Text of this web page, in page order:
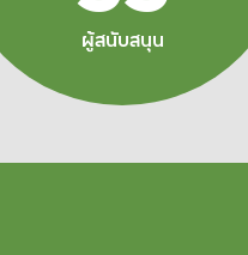
ผู้สนับสนุน